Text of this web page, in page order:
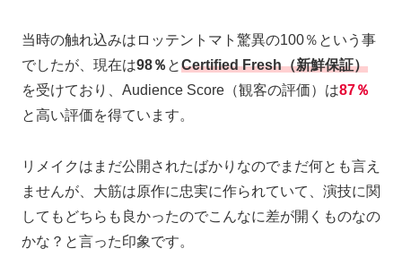
当時の触れ込みはロッテントマト驚異の100％という事
でしたが、現在は98％ とCertified Fresh（新鮮保証）
を受けており、Audience Score（観客の評価）は87％
と高い評価を得ています。
リメイクはまだ公開されたばかりなのでまだ何とも言え
ませんが、大筋は原作に忠実に作られていて、演技に関
してもどちらも良かったのでこんなに差が開くものなの
かな？と言った印象です。